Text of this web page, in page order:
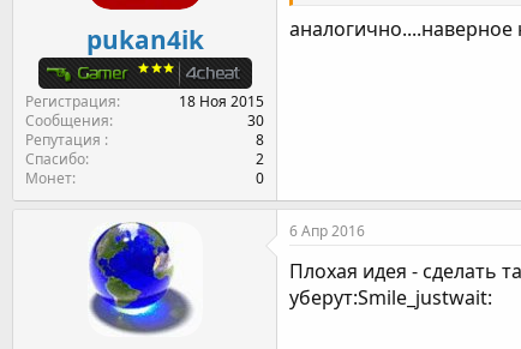
pukan4ik
Регистрация
18 Ноя 2015
Сообщения
30
Репутация
8
Спасибо
2
Монет
0
6 Апр 2016
Плохая идея - сделать
уберут:Smile_justwait: